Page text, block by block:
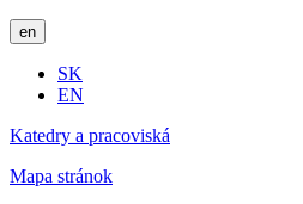
en
SK
EN
Katedry a pracoviská
Mapa stránok